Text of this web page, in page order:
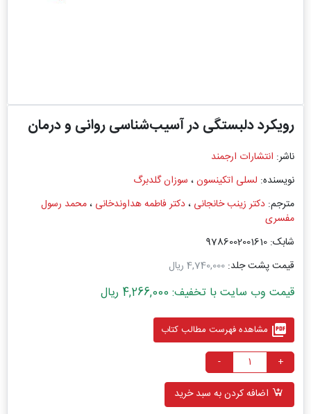
رویکرد دلبستگی در آسیب‌شناسی روانی و درمان
ناشر: انتشارات ارجمند
نویسنده: لسلی اتکینسون، سوزان گلدبرگ
مترجم: دکتر زینب خانجانی ،دکتر فاطمه هداوندخانی ،محمد رسول
مفسری
شابک: 9786002001610
قیمت پشت جلد: 4,740,000 ریال
قیمت وب سایت با تخفیف: 4,266,000 ریال
picture_as_pdf مشاهده فهرست مطالب کتاب
+
-
اضافه کردن به سبد خرید